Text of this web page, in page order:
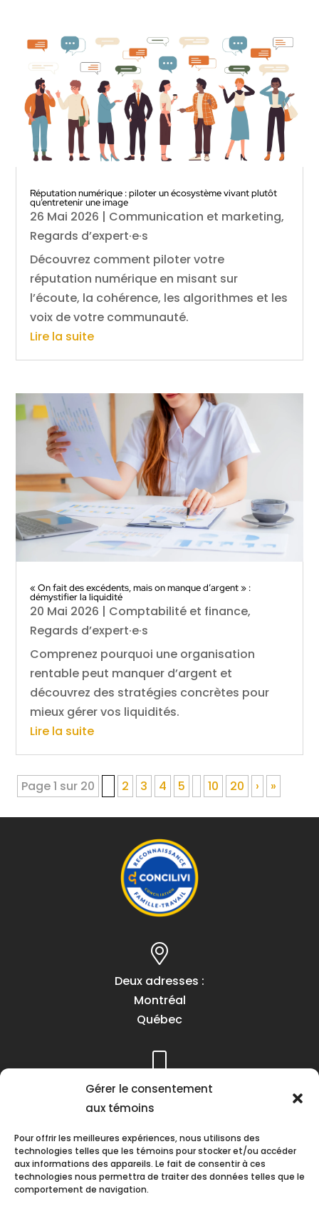
Gérer le consentement
aux témoins
Pour offrir les meilleures expériences, nous utilisons des
technologies telles que les témoins pour stocker et/ou accéder
aux informations des appareils. Le fait de consentir à ces
technologies nous permettra de traiter des données telles que le
comportement de navigation.
Réputation numérique : piloter un écosystème vivant plutôt
qu’entretenir une image
26 Mai 2026 | Communication et marketing,
Regards d’expert·e·s
Découvrez comment piloter votre
réputation numérique en misant sur
l’écoute, la cohérence, les algorithmes et les
voix de votre communauté.
Lire la suite
« On fait des excédents, mais on manque d’argent » :
démystifier la liquidité
20 Mai 2026 | Comptabilité et finance,
Regards d’expert·e·s
Comprenez pourquoi une organisation
rentable peut manquer d’argent et
découvrez des stratégies concrètes pour
mieux gérer vos liquidités.
Lire la suite
Page 1 sur 20 2 3 4 5 10 20 › »
Deux adresses :
Montréal
Québec
Téléphone :
(418) 622-1001
Heures d’ouverture :